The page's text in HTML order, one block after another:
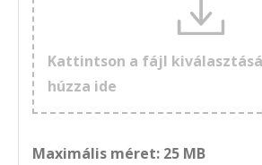
Kattintson a fájl
húzza ide
Maximális méret: 25 MB